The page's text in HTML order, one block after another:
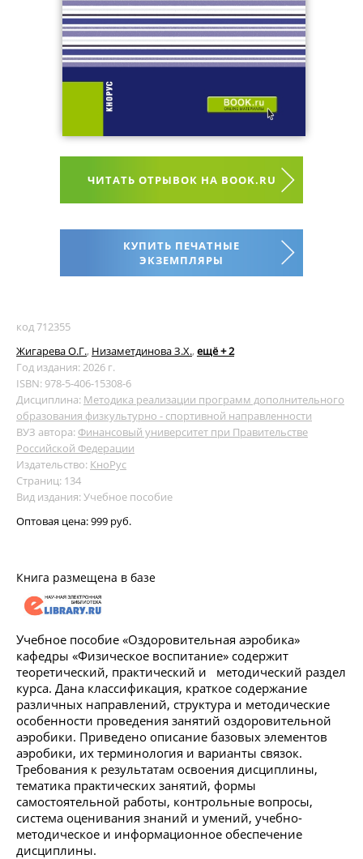
ЧИТАТЬ ОТРЫВОК НА BOOK.RU
КУПИТЬ ПЕЧАТНЫЕ
ЭКЗЕМПЛЯРЫ
код 712355
Жигарева О.Г., Низаметдинова З.Х., ещё + 2
Год издания: 2026 г.
ISBN: 978-5-406-15308-6
Дисциплина: Методика реализации программ дополнительного
образования физкультурно - спортивной направленности
ВУЗ автора: Финансовый университет при Правительстве
Российской Федерации
Издательство: КноРус
Страниц: 134
Вид издания: Учебное пособие
Оптовая цена:999 руб.
Книга размещена в базе
Учебное пособие «Оздоровительная аэробика»
кафедры «Физическое воспитание» содержит
теоретический, практический и методический раздел
курса. Дана классификация, краткое содержание
различных направлений, структура и методические
особенности проведения занятий оздоровительной
аэробики. Приведено описание базовых элементов
аэробики, их терминология и варианты связок.
Требования к результатам освоения дисциплины,
тематика практических занятий, формы
самостоятельной работы, контрольные вопросы,
система оценивания знаний и умений, учебно-
методическое и информационное обеспечение
дисциплины.